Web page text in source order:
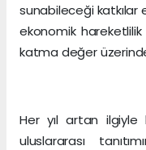
sunabileceği katkılar
ekonomik hareketlilik
katma değer
Her yıl artan ilgiyle
uluslararası